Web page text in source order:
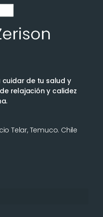
de tu salud y
relajación y calidez
Telar, Temuco. Chile